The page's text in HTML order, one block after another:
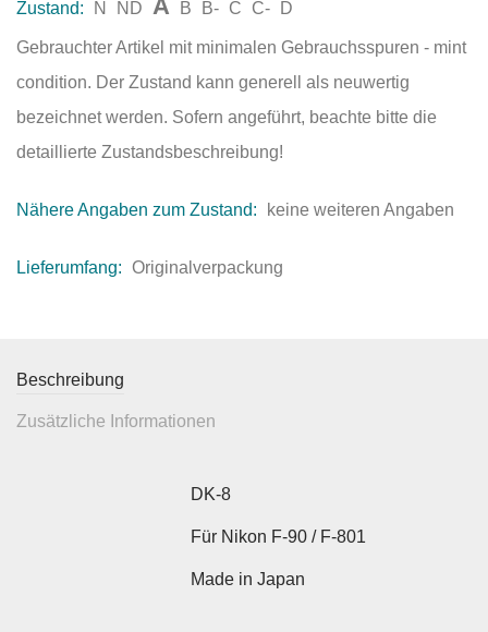
Zustand: N ND A B B- C C- D
Gebrauchter Artikel mit minimalen Gebrauchsspuren - mint
condition. Der Zustand kann generell als neuwertig
bezeichnet werden. Sofern angeführt, beachte bitte die
detaillierte Zustandsbeschreibung!
Nähere Angaben zum Zustand: keine weiteren Angaben
Lieferumfang: Originalverpackung
Beschreibung
Zusätzliche Informationen
DK-8
Für Nikon F-90 / F-801
Made in Japan